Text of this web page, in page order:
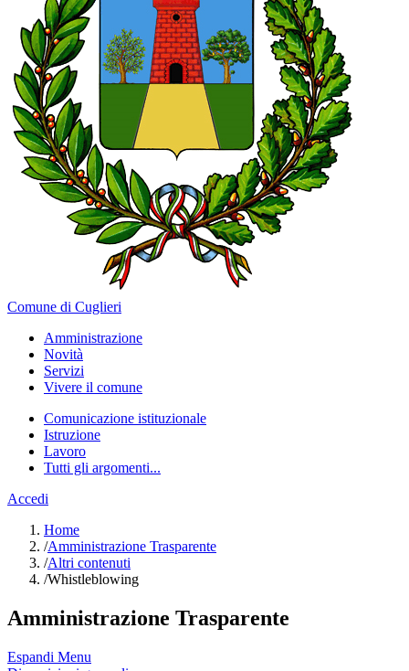
Comune di Cuglieri
Amministrazione
Novità
Servizi
Vivere il comune
Comunicazione istituzionale
Istruzione
Lavoro
Tutti gli argomenti...
Accedi
Home
/Amministrazione Trasparente
/Altri contenuti
/Whistleblowing
Amministrazione Trasparente
Espandi Menu